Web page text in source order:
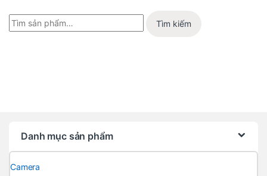
Tìm kiếm
Danh mục sản phẩm
Camera